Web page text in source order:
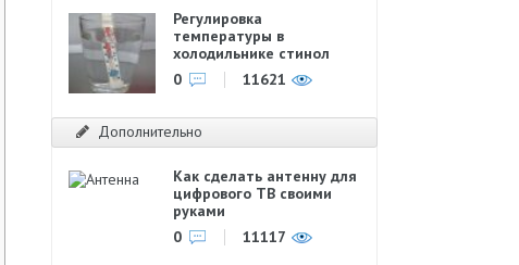
Регулировка
температуры в
холодильнике стинол
0
11621
Дополнительно
Как сделать антенну для
цифрового ТВ своими
руками
0
11117